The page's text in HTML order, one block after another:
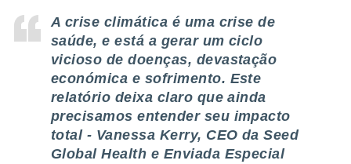
como a
A crise climática é uma crise de
saúde, e está a gerar um ciclo
vicioso de doenças, devastação
económica e sofrimento. Este
relatório deixa claro que ainda
precisamos entender seu impacto
total - Vanessa Kerry, CEO da Seed
Global Health e Enviada Especial